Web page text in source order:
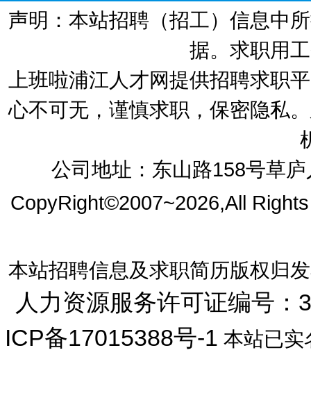
声明：本站招聘（招工）信息中
据。求职用
上班啦浦江人才网提供招聘求职
心不可无，谨慎求职，保密隐私
公司地址：东山路158号草
CopyRight©2007~2026,All
本站招聘信息及求职简历版权归
人力资源服务许可证编号
ICP备17015388号-1 本站已